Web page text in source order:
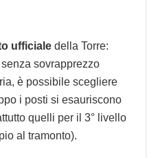
ufficiale della Torre:
sovrapprezzo
è possibile scegliere
i posti si esauriscono
quelli per il 3° livello
al tramonto).